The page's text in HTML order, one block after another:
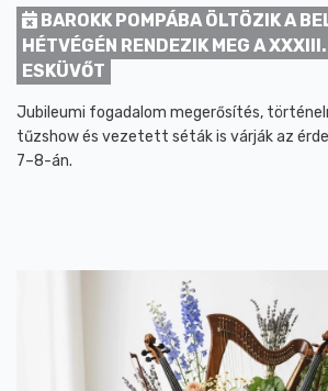
BAROKK POMPÁBA ÖLTÖZIK A
HÉTVÉGÉN RENDEZIK MEG A
ESKÜVŐT
Jubileumi fogadalom megerősítés,
tűzshow és vezetett séták is várják az
7–8-án.